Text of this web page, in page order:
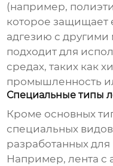
(например,
которое защищает
адгезию с
подходит для
средах, таких как
промышленность
Специальные типы
Кроме основных
специальных видов
разработанных для
Например, лента с